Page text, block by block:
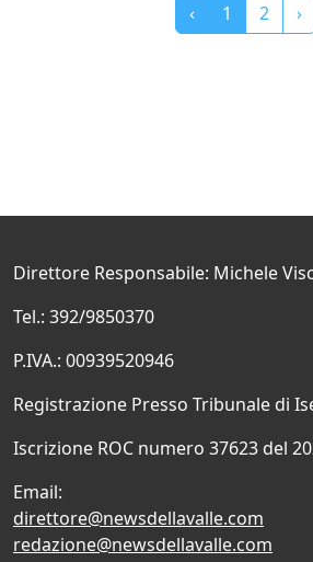
‹ 1 2 ›
Direttore Responsabile: Michele
Tel.: 392/9850370
P.IVA.: 00939520946
Registrazione Presso Tribunale di
Iscrizione ROC numero 37623 del
Email:
direttore@newsdellavalle.com
redazione@newsdellavalle.com